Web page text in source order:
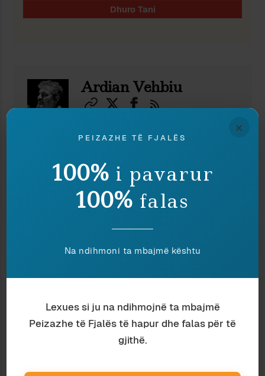
Ardian Vehbiu
gjuhës shqipe Ardian Vehbiu, autor i mbi 20 librave
jashtëm i Akademisë së Shkencave të Shqipërisë,
është një nga themeluesit dhe botuesit e revistës
“Peizazhe të fjalës”.
×
PEIZAZHE TË FJALËS
100% i pavarur
100% falas
Na ndihmoni ta mbajmë kështu
Lexues si ju na ndihmojnë ta mbajmë
Peizazhe të Fjalës të hapur dhe falas për të
gjithë.